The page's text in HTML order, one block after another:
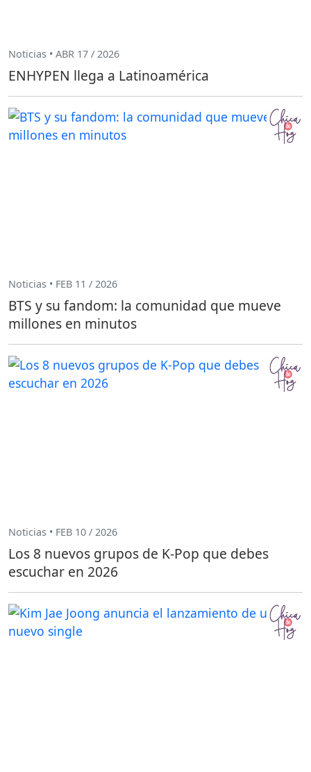
Noticias • ABR 17 / 2026
ENHYPEN llega a Latinoamérica
Noticias • FEB 11 / 2026
BTS y su fandom: la comunidad que mueve
millones en minutos
Noticias • FEB 10 / 2026
Los 8 nuevos grupos de K-Pop que debes
escuchar en 2026